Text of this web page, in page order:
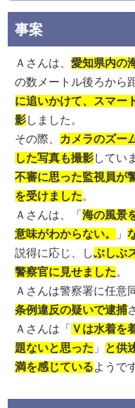
事案
Ａさんは、愛知県内の
の数メートル後ろから
に追いかけて、スマー
影しました。
その際、
カメラのズー
した写真も撮影してい
不審に思った監視員が
を受けました。
Ａさんは、「海の風景
意味がわからない。
」
説得に応じ、しぶしぶ
警察官に見せました。
Ａさんは警察署に任
条例違反の疑いで逮捕
Ａさんは「 Ｖは水着を
題ないと思った 」
と供
満を感じているようで